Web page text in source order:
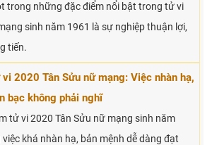
trong những đặc điểm nổi bật trong tử vi
sinh năm 1961 là sự nghiệp thuận lợi,
tiến.
vi 2020 Tân Sửu nữ mạng: Việc nhàn hạ,
bạc không phải nghĩ
tử vi 2020 Tân Sửu nữ mạng sinh năm
khá nhàn hạ, bản mệnh dễ dàng đạt